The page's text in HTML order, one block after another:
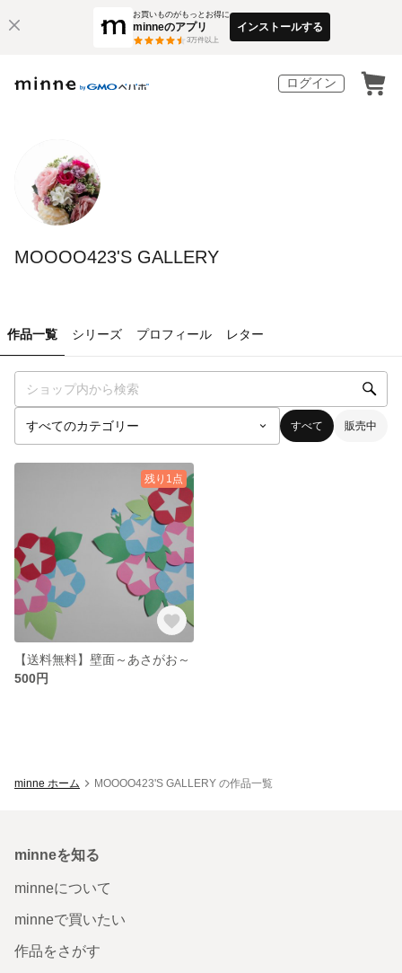
お買いものがもっとお得に
minneのアプリ
3万件以上
インストールする
ログイン
MOOOO423'S GALLERY
作品一覧 シリーズ プロフィール レター
すべて 販売中
残り1点
【送料無料】壁面～あさがお～
500円
minne ホーム MOOOO423'S GALLERY の作品一覧
minneを知る
minneについて
minneで買いたい
作品をさがす